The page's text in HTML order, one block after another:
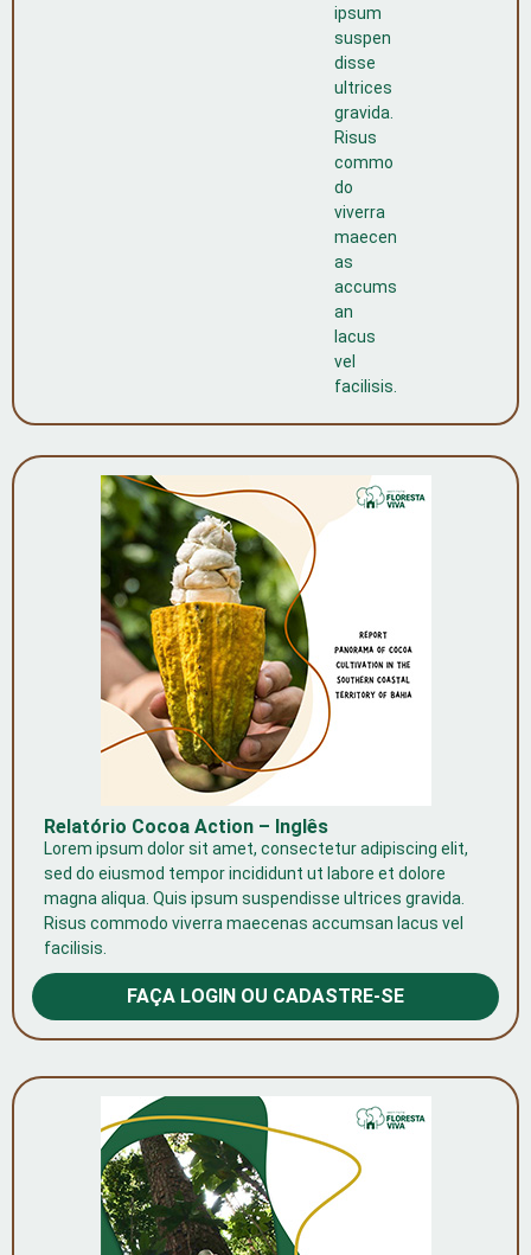
ipsum
suspen
disse
ultrices
gravida.
Risus
commo
do
viverra
maecen
as
accums
an
lacus
vel
facilisis.
Relatório Cocoa Action – Inglês
Lorem ipsum dolor sit amet, consectetur adipiscing elit,
sed do eiusmod tempor incididunt ut labore et dolore
magna aliqua. Quis ipsum suspendisse ultrices gravida.
Risus commodo viverra maecenas accumsan lacus vel
facilisis.
FAÇA LOGIN OU CADASTRE-SE